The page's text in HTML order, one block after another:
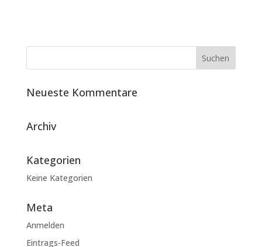
Neueste Kommentare
Archiv
Kategorien
Keine Kategorien
Meta
Anmelden
Eintrags-Feed